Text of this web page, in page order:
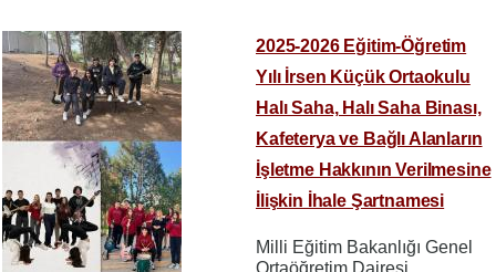
2025-2026 Eğitim-Öğretim
Yılı İrsen Küçük Ortaokulu
Halı Saha, Halı Saha Binası,
Kafeterya ve Bağlı Alanların
İşletme Hakkının Verilmesine
İlişkin İhale Şartnamesi
Milli Eğitim Bakanlığı Genel